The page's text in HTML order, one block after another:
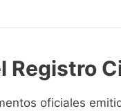
Registro
oficiales